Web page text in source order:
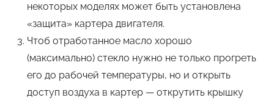
некоторых моделях может быть установлена
«защита» картера двигателя.
Чтоб отработанное масло хорошо
(максимально) стекло нужно не только прогреть
его до рабочей температуры, но и открыть
доступ воздуха в картер — открутить крышку